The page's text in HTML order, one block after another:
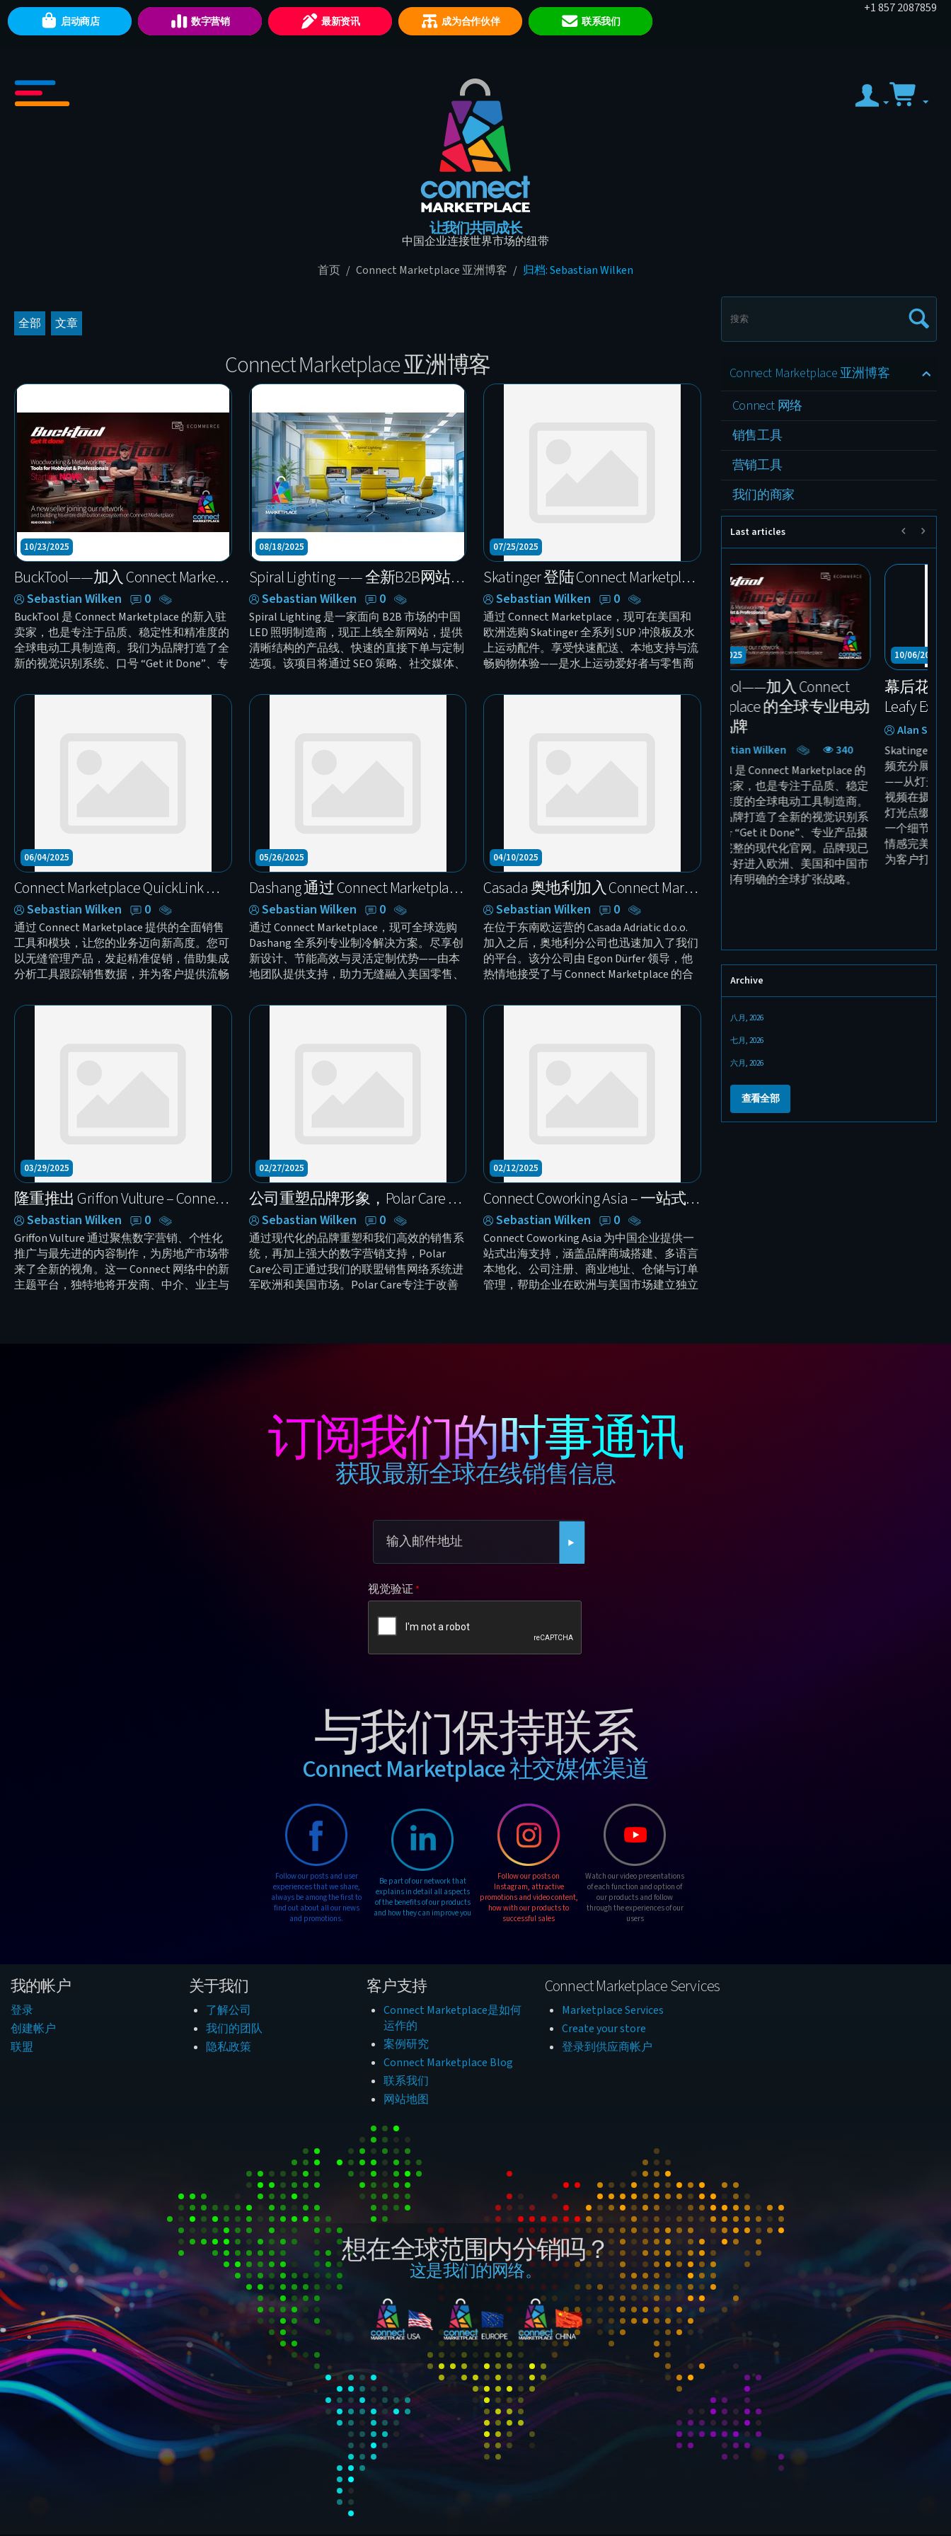
启动商店 数字营销 最新资讯 成为合作伙伴 联系我们
+1 857 2087859
让我们共同成长
中国企业连接世界市场的纽带
首页 / Connect Marketplace 亚洲博客 / 归档: Sebastian Wilken
全部 文章
Connect Marketplace 亚洲博客
10/23/2025
BuckTool——加入 Connect Marketplace 的全球专业电动工具品牌
Sebastian Wilken 0
BuckTool 是 Connect Marketplace 的新入驻
卖家，也是专注于品质、稳定性和精准度的
全球电动工具制造商。我们为品牌打造了全
新的视觉识别系统、口号 “Get it Done”、专
已全面准备好进入欧洲、美国和中国市场，
并拥有明确的全球扩张战略。
08/18/2025
Spiral Lighting —— 全新B2B网站，LED解决方案与全球拓展
Sebastian Wilken 0
Spiral Lighting 是一家面向 B2B 市场的中国
LED 照明制造商，现正上线全新网站，提供
清晰结构的产品线、快速的直接下单与定制
选项。该项目将通过 SEO 策略、社交媒体、
触达全球受众。
07/25/2025
Skatinger 登陆 Connect Marketplace —— 现已进入欧洲与美国市场
Sebastian Wilken 0
通过 Connect Marketplace，现可在美国和
欧洲选购 Skatinger 全系列 SUP 冲浪板及水
上运动配件。享受快速配送、本地支持与流
畅购物体验——是水上运动爱好者与零售商
06/04/2025
Connect Marketplace QuickLink — 全新发布的智能连接应用
Sebastian Wilken 0
通过 Connect Marketplace 提供的全面销售
工具和模块，让您的业务迈向新高度。您可
以无缝管理产品，发起精准促销，借助集成
分析工具跟踪销售数据，并为客户提供流畅
销量、节省时间并实现可持续增长。
05/26/2025
Dashang 通过 Connect Marketplace 拓展全球业务 —— 商用制冷领域树立新标杆
Sebastian Wilken 0
通过 Connect Marketplace，现可全球选购
Dashang 全系列专业制冷解决方案。尽享创
新设计、节能高效与灵活定制优势——由本
地团队提供支持，助力无缝融入美国零售、
04/10/2025
Casada 奥地利加入 Connect Marketplace 平台
Sebastian Wilken 0
在位于东南欧运营的 Casada Adriatic d.o.o.
加入之后，奥地利分公司也迅速加入了我们
的平台。该分公司由 Egon Dürfer 领导，他
热情地接受了与 Connect Marketplace 的合
03/29/2025
隆重推出 Griffon Vulture – Connect Marketplace 网络中的全新房地产主题平台
Sebastian Wilken 0
Griffon Vulture 通过聚焦数字营销、个性化
推广与最先进的内容制作，为房地产市场带
来了全新的视角。这一 Connect 网络中的新
主题平台，独特地将开发商、中介、业主与
02/27/2025
公司重塑品牌形象，Polar Care 迈向全球市场
Sebastian Wilken 0
通过现代化的品牌重塑和我们高效的销售系
统，再加上强大的数字营销支持，Polar
Care公司正通过我们的联盟销售网络系统进
军欧洲和美国市场。Polar Care专注于改善
的解决方案将帮助许多渴望组建家庭却面临
02/12/2025
Connect Coworking Asia – 一站式支持，助力国际业务增长
Sebastian Wilken 0
Connect Coworking Asia 为中国企业提供一
站式出海支持，涵盖品牌商城搭建、多语言
本地化、公司注册、商业地址、仓储与订单
管理，帮助企业在欧洲与美国市场建立独立
Connect Marketplace 亚洲博客
Connect 网络
销售工具
营销工具
我们的商家
Last articles
10/23/2025
BuckTool——加入 Connect
Marketplace 的全球专业电动
340
BuckTool 是 Connect Marketplace 的
新入驻卖家，也是专注于品质、稳定
性和精准度的全球电动工具制造商。
我们为品牌打造了全新的视觉识别系
统、口号 “Get it Done”、专业产品摄
影以及完整的现代化官网。品牌现已
全面准备好进入欧洲、美国和中国市
场，并拥有明确的全球扩张战略。
10/06/2025
幕后花絮：制作
Leafy Expedition 开
Skatinger Leafy Expedition
频充分展示了我们的专业
——从灯光与构图到声音与
视频在摄影棚内拍摄，使
灯光点缀，清晰呈现了整
一个细节。这是一部将信
情感完美融合的专业作品
为客户打造内容的方式
Archive
八月, 2026
七月, 2026
六月, 2026
查看全部
订阅我们的时事通讯
获取最新全球在线销售信息
视觉验证
与我们保持联系
Connect Marketplace 社交媒体渠道
Follow our posts and user
experiences that we share,
always be among the first to
find out about all our news
and promotions.
Be part of our network that
explains in detail all aspects
of the benefits of our products
and how they can improve you
Follow our posts on
Instagram, attractive
promotions and video content,
how with our products to
successful sales
Watch our video presentations
of each function and option of
our products and follow
through the experiences of our
users
我的帐户
登录
创建帐户
联盟
关于我们
了解公司
我们的团队
隐私政策
客户支持
Connect Marketplace是如何
运作的
案例研究
Connect Marketplace Blog
联系我们
网站地图
Connect Marketplace Services
Marketplace Services
Create your store
登录到供应商帐户
想在全球范围内分销吗？
这是我们的网络。